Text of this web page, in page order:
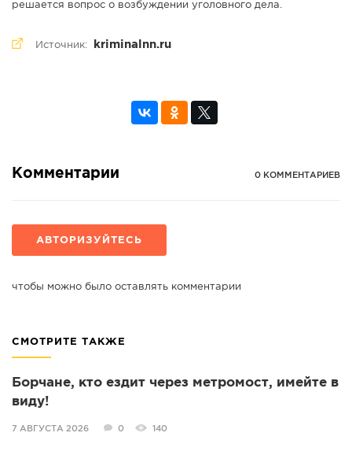
решается вопрос о возбуждении уголовного дела.
Источник: kriminalnn.ru
Комментарии 0 КОММЕНТАРИЕВ
АВТОРИЗУЙТЕСЬ
чтобы можно было оставлять комментарии
СМОТРИТЕ ТАКЖЕ
Борчане, кто ездит через метромост, имейте в
виду!
7 АВГУСТА 2026 0 140